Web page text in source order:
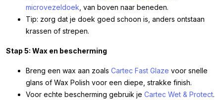
microvezeldoek , van boven naar beneden.
Tip: zorg dat je doek goed schoon is, anders ontstaan
krassen of strepen.
Stap 5: Wax en bescherming
Breng een wax aan zoals Cartec Fast Glaze voor snelle
glans of Wax Polish voor een diepe, strakke finish.
Voor echte bescherming gebruik je Cartec Wet & Protect.